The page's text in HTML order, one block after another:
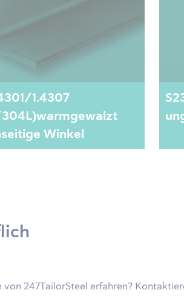
1.4307
Winkel
247TailorSteel erfahren?